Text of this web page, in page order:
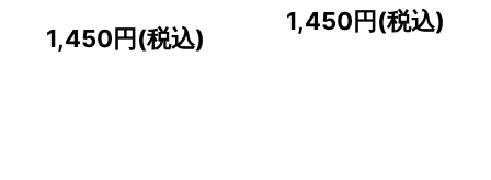
1,450円 (税込)
1,450円 (税込)